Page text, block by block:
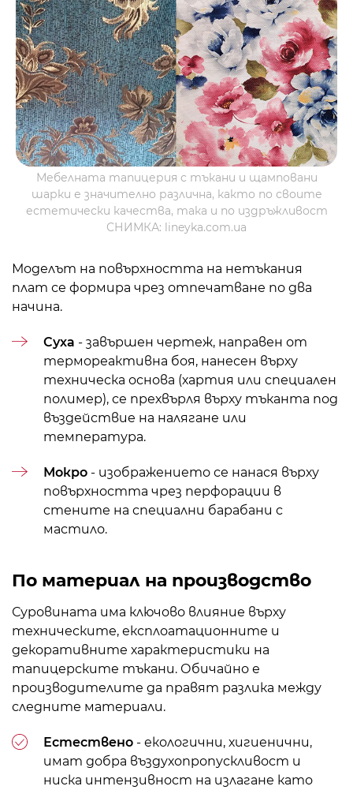
Мебелната тапицерия с тъкани и щамповани
шарки е значително различна, както по своите
естетически качества, така и по издръжливост
СНИМКА: lineyka.com.ua
Моделът на повърхността на нетъкания
плат се формира чрез отпечатване по два
начина.
Суха - завършен чертеж, направен от
термореактивна боя, нанесен върху
техническа основа (хартия или специален
полимер), се прехвърля върху тъканта под
въздействие на налягане или
температура.
Мокро - изображението се нанася върху
повърхността чрез перфорации в
стените на специални барабани с
мастило.
По материал на производство
Суровината има ключово влияние върху
техническите, експлоатационните и
декоративните характеристики на
тапицерските тъкани. Обичайно е
производителите да правят разлика между
следните материали.
Естествено - екологични, хигиенични,
имат добра въздухопропускливост и
ниска интензивност на излагане като